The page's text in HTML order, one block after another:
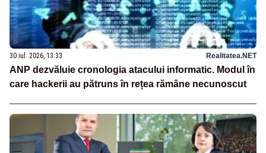
30 iul. 2026, 13:33 Realitatea.NET
ANP dezvăluie cronologia atacului informatic. Modul în
care hackerii au pătruns în rețea rămâne necunoscut